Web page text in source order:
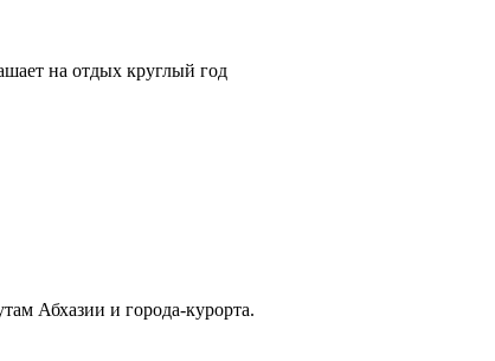
на отдых круглый год
Абхазии и города-курорта.